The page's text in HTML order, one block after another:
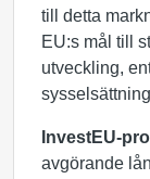
till detta
EU:s mål till
utveckling,
InvestEU-
avgörande